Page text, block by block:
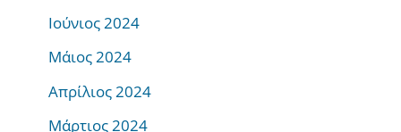
Ιούνιος 2024
Μάιος 2024
Απρίλιος 2024
Μάρτιος 2024